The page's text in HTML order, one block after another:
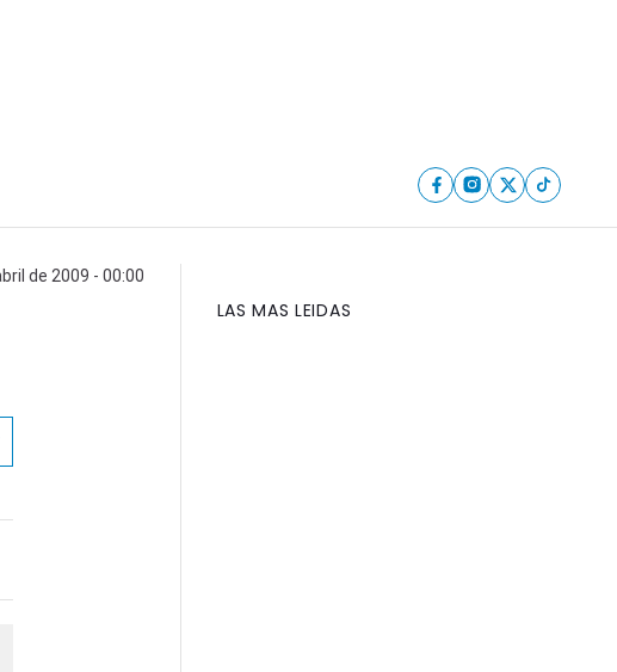
de 2009 - 00:00
LAS MAS LEIDAS